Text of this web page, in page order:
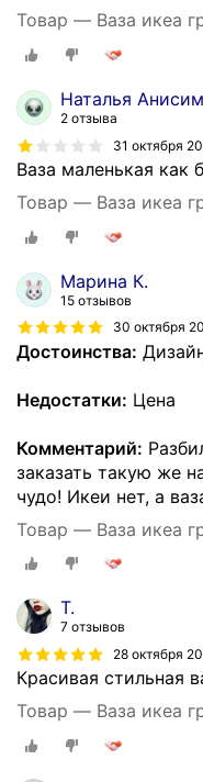
Товар — Ваза икеа
Наталья
2 отзыва
31 октября
Ваза маленькая как
Товар — Ваза икеа
Марина К.
15 отзывов
30 октября
Достоинства:
Недостатки: Цена
Комментарий:
заказать такую же
чудо! Икеи нет, а
Товар — Ваза икеа
Т.
7 отзывов
28 октября
Красивая стильная
Товар — Ваза икеа